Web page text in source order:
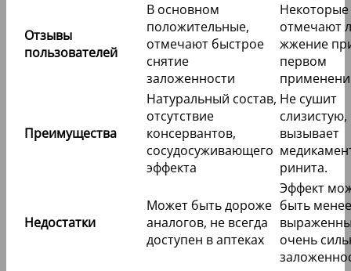
Отзывы
пользователей
В основном
положительные,
отмечают быстрое
снятие
заложенности
Некоторые
отмечают
жжение
первом
Преимущества
Натуральный состав,
отсутствие
консервантов,
сосудосуживающего
эффекта
Не сушит
слизистую,
вызывает
ринита.
Недостатки
Может быть дороже
аналогов, не всегда
доступен в аптеках
Эффект
быть менее
очень